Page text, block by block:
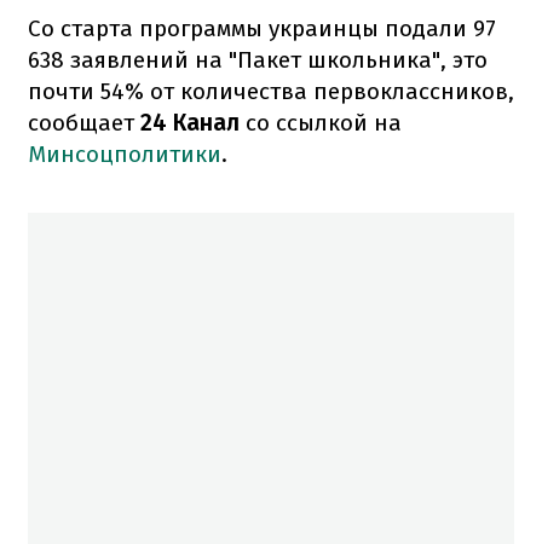
Со старта программы украинцы подали 97
638 заявлений на "Пакет школьника", это
почти 54% от количества первоклассников,
сообщает24 Канал со ссылкой на
Минсоцполитики.